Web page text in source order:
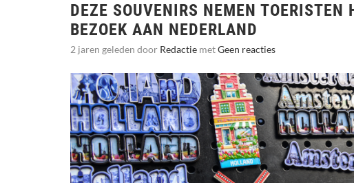
DEZE SOUVENIRS NEMEN TOERISTEN
BEZOEK AAN NEDERLAND
2 jaren geleden door Redactie metGeen reacties